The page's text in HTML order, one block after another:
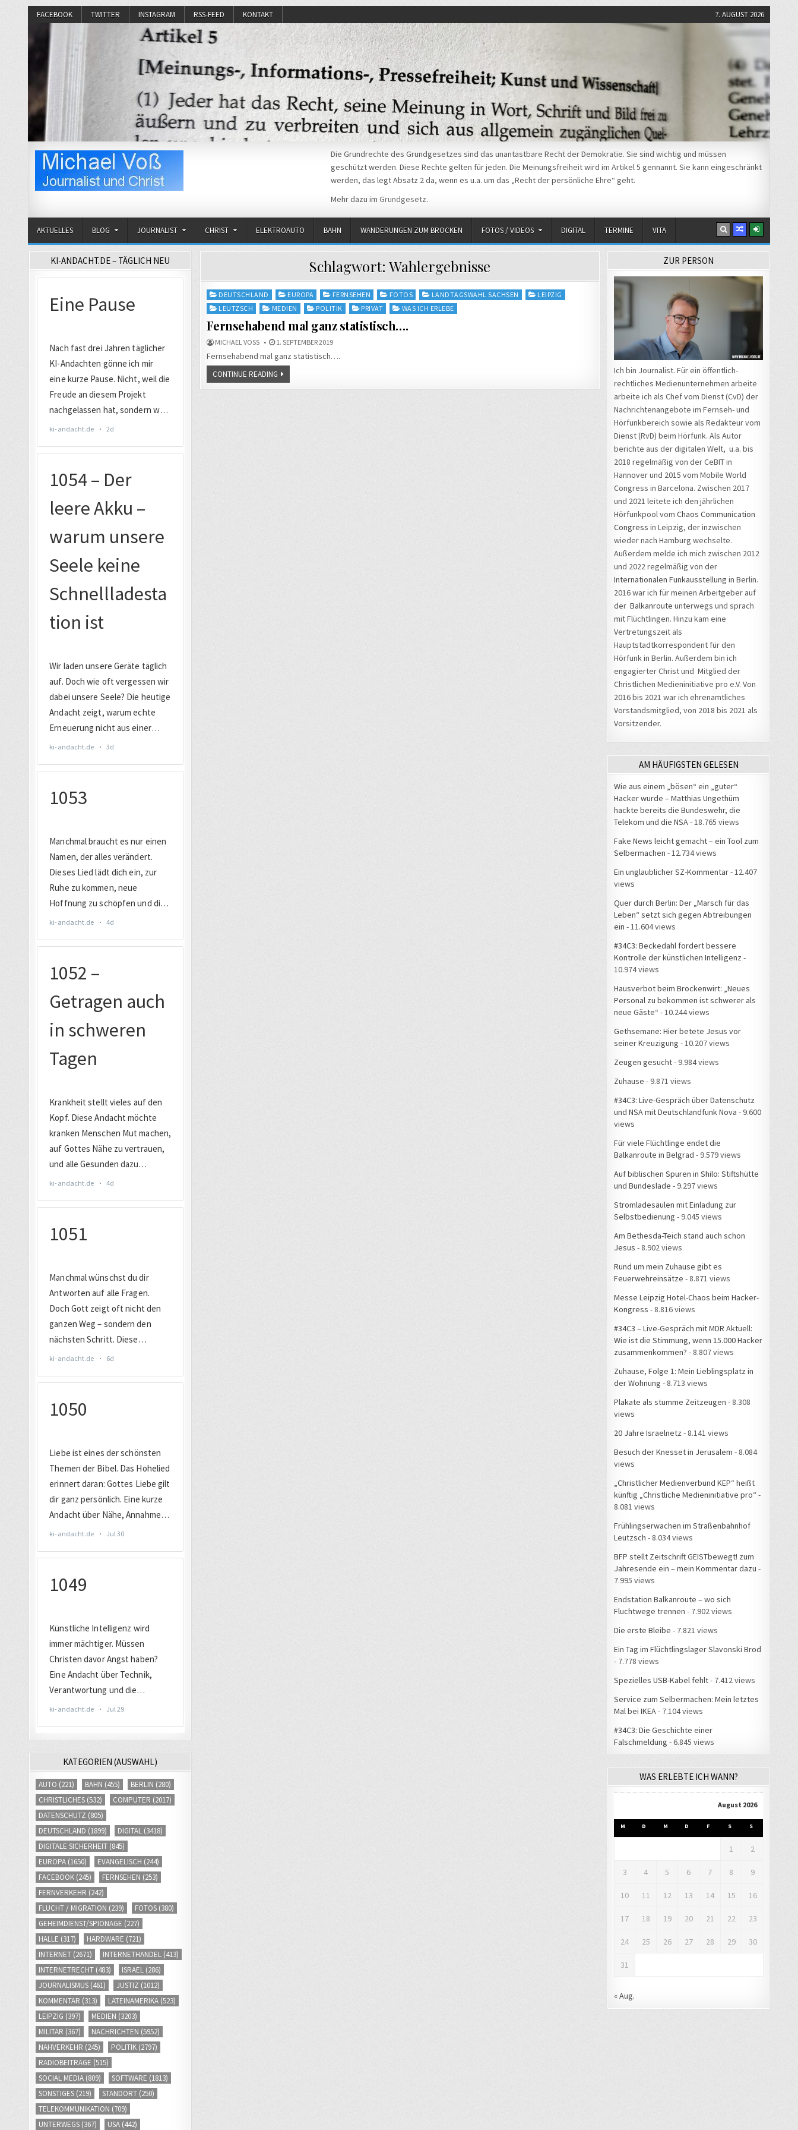
FACEBOOK TWITTER INSTAGRAM RSS-FEED KONTAKT 7. AUGUST 2026
Die Grundrechte des Grundgesetzes sind das unantastbare Recht der Demokratie. Sie sind wichtig und müssen
geschützt werden. Diese Rechte gelten für jeden. Die Meinungsfreiheit wird im Artikel 5 gennannt. Sie kann eingeschränkt
werden, das legt Absatz 2 da, wenn es u.a. um das „Recht der persönliche Ehre“ geht.
Mehr dazu im Grundgesetz.
AKTUELLES BLOG JOURNALIST CHRIST ELEKTROAUTO BAHN WANDERUNGEN ZUM BROCKEN FOTOS / VIDEOS DIGITAL TERMINE VITA
Schlagwort:Wahlergebnisse
Posted
in
DEUTSCHLAND EUROPA FERNSEHEN FOTOS LANDTAGSWAHL SACHSEN
LEIPZIG
LEUTZSCH
MEDIEN POLITIK PRIVAT WAS ICH ERLEBE
Fernsehabend mal ganz statistisch….
MICHAEL VOSS 1. SEPTEMBER 2019
Fernsehabend mal ganz statistisch….
CONTINUE READING
KI-ANDACHT.DE – TÄGLICH NEU
KATEGORIEN (AUSWAHL)
AUTO (221) BAHN (455) BERLIN (280)
CHRISTLICHES (532) COMPUTER (2017)
DATENSCHUTZ (805)
DEUTSCHLAND (1899) DIGITAL (3418)
DIGITALE SICHERHEIT (845)
EUROPA (1650) EVANGELISCH (244)
FACEBOOK (245) FERNSEHEN (253)
FERNVERKEHR (242)
FLUCHT / MIGRATION (239) FOTOS (380)
GEHEIMDIENST/SPIONAGE (227)
HALLE (317) HARDWARE (721)
INTERNET (2671) INTERNETHANDEL (413)
INTERNETRECHT (483) ISRAEL (286)
JOURNALISMUS (461) JUSTIZ (1012)
KOMMENTAR (313) LATEINAMERIKA (523)
LEIPZIG (397) MEDIEN (3203)
MILITÄR (367) NACHRICHTEN (5952)
NAHVERKEHR (245) POLITIK (2797)
RADIOBEITRÄGE (515)
SOCIAL MEDIA (809) SOFTWARE (1813)
SONSTIGES (219) STANDORT (250)
TELEKOMMUNIKATION (709)
UNTERWEGS (367) USA (442)
ZUR PERSON
Ich bin Journalist. Für ein öffentlich-
rechtliches Medienunternehmen arbeite
arbeite ich als Chef vom Dienst (CvD) der
Nachrichtenangebote im Fernseh- und
Hörfunkbereich sowie als Redakteur vom
Dienst (RvD) beim Hörfunk. Als Autor
berichte aus der digitalen Welt, u.a. bis
2018 regelmäßig von der CeBIT in
Hannover und 2015 vom Mobile World
Congress in Barcelona. Zwischen 2017
und 2021 leitete ich den jährlichen
Hörfunkpool vom Chaos Communication
Congress in Leipzig, der inzwischen
wieder nach Hamburg wechselte.
Außerdem melde ich mich zwischen 2012
und 2022 regelmäßig von der
Internationalen Funkausstellung in Berlin.
2016 war ich für meinen Arbeitgeber auf
der Balkanroute unterwegs und sprach
mit Flüchtlingen. Hinzu kam eine
Vertretungszeit als
Hauptstadtkorrespondent für den
Hörfunk in Berlin. Außerdem bin ich
engagierter Christ und Mitglied der
Christlichen Medieninitiative pro e.V. Von
2016 bis 2021 war ich ehrenamtliches
Vorstandsmitglied, von 2018 bis 2021 als
Vorsitzender.
AM HÄUFIGSTEN GELESEN
Wie aus einem „bösen“ ein „guter“
Hacker wurde – Matthias Ungethüm
hackte bereits die Bundeswehr, die
Telekom und die NSA - 18.765 views
Fake News leicht gemacht – ein Tool zum
Selbermachen - 12.734 views
Ein unglaublicher SZ-Kommentar- 12.407
views
Quer durch Berlin: Der „Marsch für das
Leben“ setzt sich gegen Abtreibungen
ein - 11.604 views
#34C3: Beckedahl fordert bessere
Kontrolle der künstlichen Intelligenz -
10.974 views
Hausverbot beim Brockenwirt: „Neues
Personal zu bekommen ist schwerer als
neue Gäste“ - 10.244 views
Gethsemane: Hier betete Jesus vor
seiner Kreuzigung - 10.207 views
Zeugen gesucht- 9.984 views
Zuhause - 9.871 views
#34C3: Live-Gespräch über Datenschutz
und NSA mit Deutschlandfunk Nova - 9.600
views
Für viele Flüchtlinge endet die
Balkanroute in Belgrad - 9.579 views
Auf biblischen Spuren in Shilo: Stiftshütte
und Bundeslade - 9.297 views
Stromladesäulen mit Einladung zur
Selbstbedienung - 9.045 views
Am Bethesda-Teich stand auch schon
Jesus - 8.902 views
Rund um mein Zuhause gibt es
Feuerwehreinsätze - 8.871 views
Messe Leipzig Hotel-Chaos beim Hacker-
Kongress - 8.816 views
#34C3 – Live-Gespräch mit MDR Aktuell:
Wie ist die Stimmung, wenn 15.000 Hacker
zusammenkommen? - 8.807 views
Zuhause, Folge 1: Mein Lieblingsplatz in
der Wohnung - 8.713 views
Plakate als stumme Zeitzeugen - 8.308
views
20 Jahre Israelnetz - 8.141 views
Besuch der Knesset in Jerusalem - 8.084
views
„Christlicher Medienverbund KEP“ heißt
künftig „Christliche Medieninitiative pro“ -
8.081 views
Frühlingserwachen im Straßenbahnhof
Leutzsch - 8.034 views
BFP stellt Zeitschrift GEISTbewegt! zum
Jahresende ein – mein Kommentar dazu -
7.995 views
Endstation Balkanroute – wo sich
Fluchtwege trennen - 7.902 views
Die erste Bleibe - 7.821 views
Ein Tag im Flüchtlingslager Slavonski Brod
- 7.778 views
Spezielles USB-Kabel fehlt- 7.412 views
Service zum Selbermachen: Mein letztes
Mal bei IKEA - 7.104 views
#34C3: Die Geschichte einer
Falschmeldung - 6.845 views
WAS ERLEBTE ICH WANN?
August 2026
M D M D F S S
1 2
3 4 5 6 7 8 9
10 11 12 13 14 15 16
17 18 19 20 21 22 23
24 25 26 27 28 29 30
31
« Aug.